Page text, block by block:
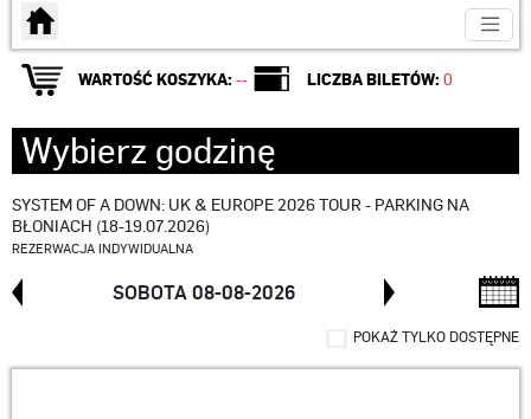
Strona główna
WARTOŚĆ KOSZYKA: -- LICZBA BILETÓW: 0
Wybierz godzinę
SYSTEM OF A DOWN: UK & EUROPE 2026 TOUR - PARKING NA
BŁONIACH (18-19.07.2026)
REZERWACJA INDYWIDUALNA
SOBOTA 08-08-2026
POKAŻ TYLKO DOSTĘPNE